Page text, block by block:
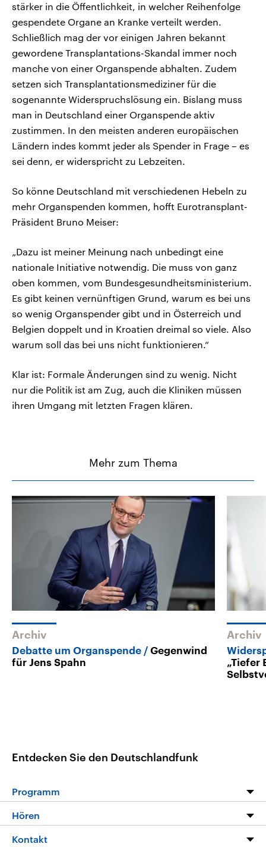
stärker in die Öffentlichkeit, in welcher Reihenfolge
gespendete Organe an Kranke verteilt werden.
Schließlich mag der vor einigen Jahren bekannt
gewordene Transplantations-Skandal immer noch
manche von einer Organspende abhalten. Zudem
setzen sich Transplantationsmediziner für die
sogenannte Widerspruchslösung ein. Bislang muss
man in Deutschland einer Organspende aktiv
zustimmen. In den meisten anderen europäischen
Ländern indes kommt jeder als Spender in Frage – es
sei denn, er widerspricht zu Lebzeiten.
So könne Deutschland mit verschiedenen Hebeln zu
mehr Organspenden kommen, hofft Eurotransplant-
Präsident Bruno Meiser:
„Dazu ist meiner Meinung nach unbedingt eine
nationale Initiative notwendig. Die muss von ganz
oben kommen, vom Bundesgesundheitsministerium.
Es gibt keinen vernünftigen Grund, warum es bei uns
so wenig Organspender gibt und in Österreich und
Belgien doppelt und in Kroatien dreimal so viele. Also
warum soll das bei uns nicht funktionieren.“
Klar ist: Formale Änderungen sind zu wenig. Nicht
nur die Politik ist am Zug, auch die Kliniken müssen
ihren Umgang mit letzten Fragen klären.
Mehr zum Thema
Archiv
Debatte um Organspende
Gegenwind
für Jens Spahn
Archiv
„Tiefer
Entdecken Sie den Deutschlandfunk
Programm
Programm
Hören
Livestream
Kontakt